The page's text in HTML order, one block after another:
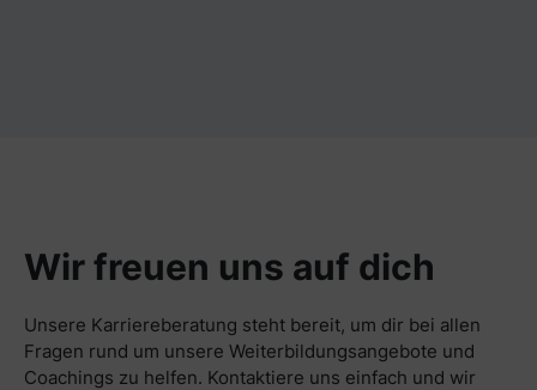
Wir freuen uns auf dich
Unsere Karriereberatung steht bereit, um dir bei allen
Fragen rund um unsere Weiterbildungsangebote und
Coachings zu helfen. Kontaktiere uns einfach und wir